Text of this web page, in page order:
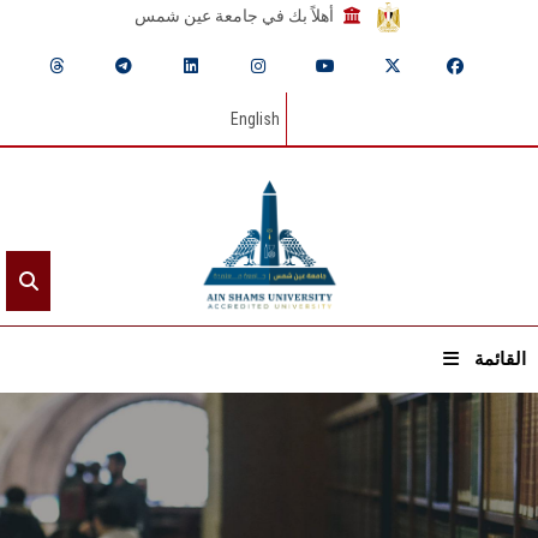
أهلاً بك في جامعة عين شمس
English
القائمة
الرئيسيـة
عن الجامعة